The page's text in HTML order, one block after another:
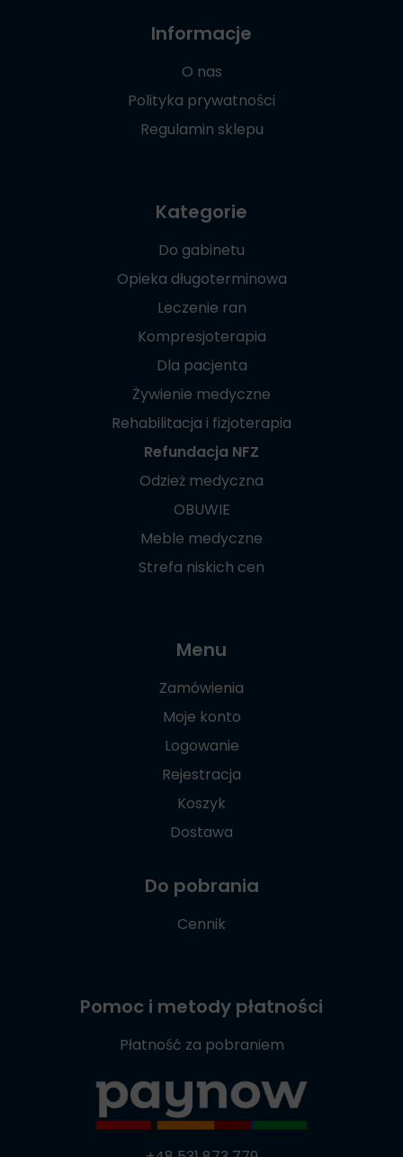
Informacje
O nas
Polityka prywatności
Regulamin sklepu
Kategorie
Do gabinetu
Opieka długoterminowa
Leczenie ran
Kompresjoterapia
Dla pacjenta
Żywienie medyczne
Rehabilitacja i fizjoterapia
Refundacja NFZ
Odzież medyczna
OBUWIE
Meble medyczne
Strefa niskich cen
Menu
Zamówienia
Moje konto
Logowanie
Rejestracja
Koszyk
Dostawa
Do pobrania
Cennik
Pomoc i metody płatności
Płatność za pobraniem